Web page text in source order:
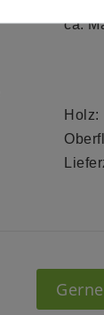
ca.
Holz: